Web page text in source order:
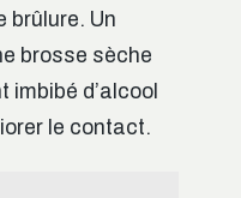
brûlure. Un
brosse sèche
imbibé d’alcool
le contact.